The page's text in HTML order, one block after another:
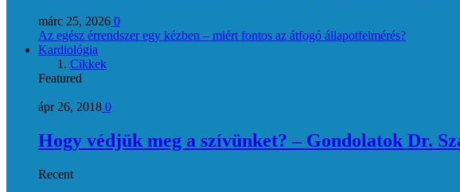
márc 25, 2026 0
Az egész érrendszer egy kézben – miért fontos az átfogó állapotfelmérés?
Kardiológia
Cikkek
Featured
ápr 26, 2018 0
Hogy védjük meg a szívünket? – Gondolatok Dr.
Recent